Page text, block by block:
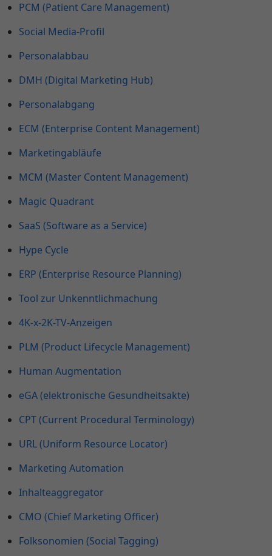
PCM (Patient Care Management)
Social Media-Profil
Personalabbau
DMH (Digital Marketing Hub)
Personalabgang
ECM (Enterprise Content Management)
Marketingabläufe
MCM (Master Content Management)
Magic Quadrant
SaaS (Software as a Service)
Hype Cycle
ERP (Enterprise Resource Planning)
Tool zur Unkenntlichmachung
4K-x-2K-TV-Anzeigen
PLM (Product Lifecycle Management)
Human Augmentation
eGA (elektronische Gesundheitsakte)
CPT (Current Procedural Terminology)
URL (Uniform Resource Locator)
Marketing Automation
Inhalteaggregator
CMO (Chief Marketing Officer)
Folksonomien (Social Tagging)